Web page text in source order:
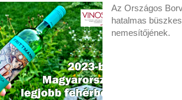
Az Országos
hatalmas
nemesítőjének.